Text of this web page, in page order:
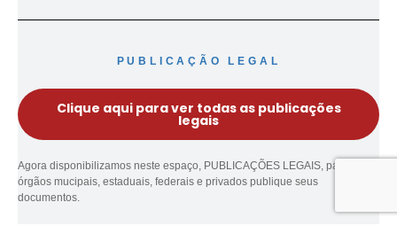
PUBLICAÇÃO LEGAL
Clique aqui para ver todas as publicações
legais
Agora disponibilizamos neste espaço, PUBLICAÇÕES LEGAIS, para que
órgãos mucipais, estaduais, federais e privados publique seus
documentos.